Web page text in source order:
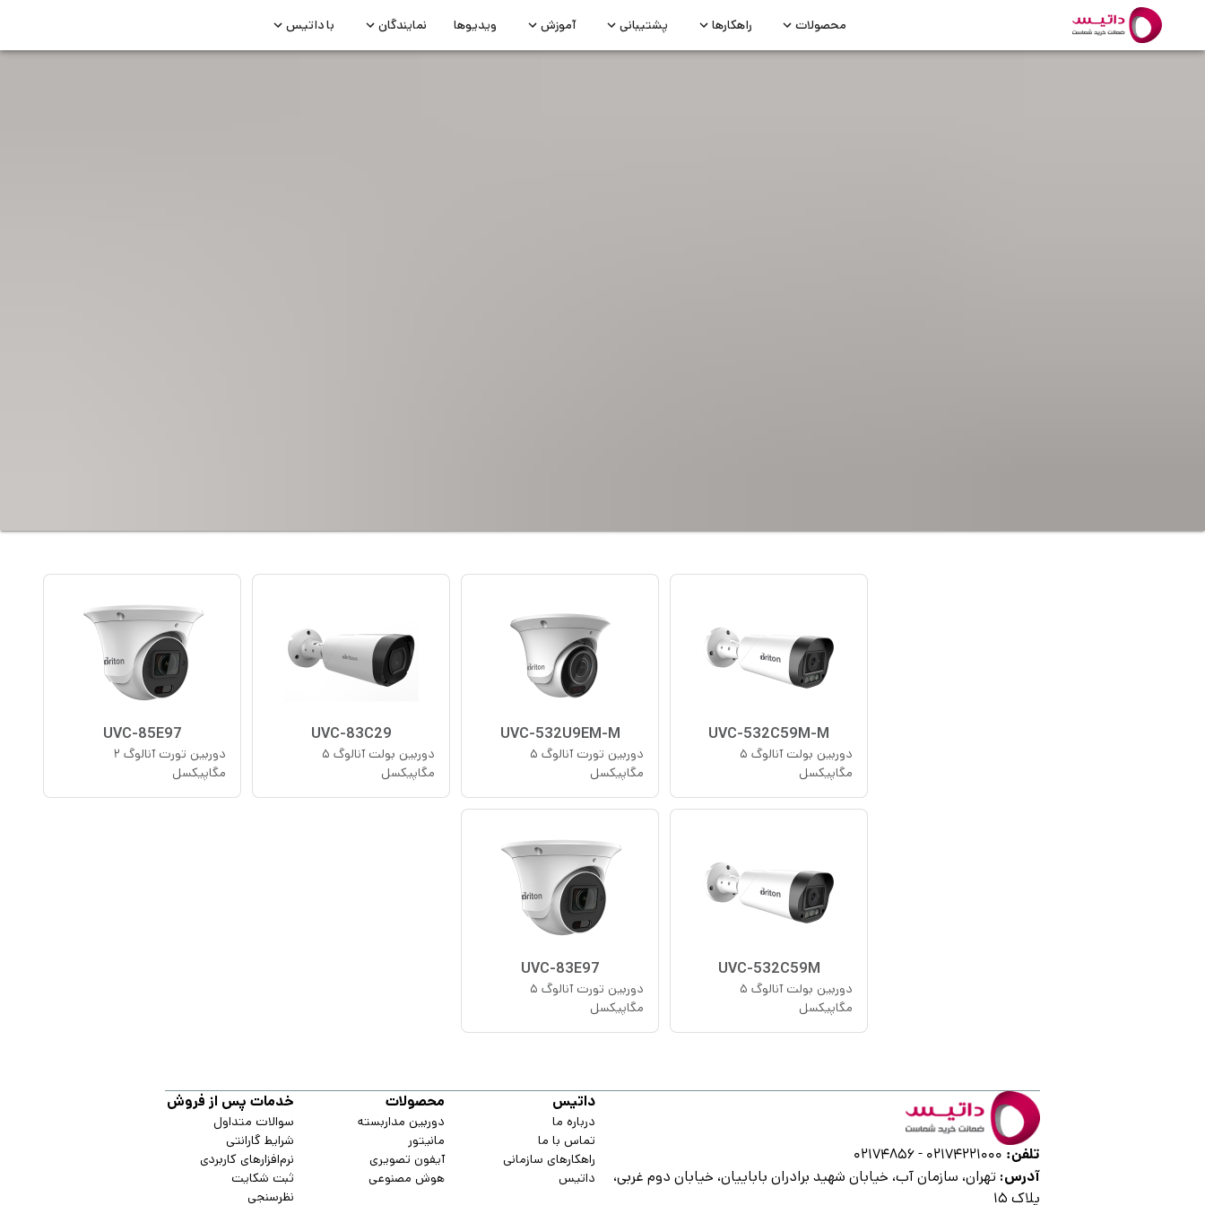
محصولات راهکارها پشتیبانی آموزش ویدیوها نمایندگان با داتیس
UVC-532C59M-M
دوربین بولت آنالوگ ۵
مگاپیکسل
UVC-532U9EM-M
دوربین تورت آنالوگ ۵
مگاپیکسل
UVC-83C29
دوربین بولت آنالوگ ۵
مگاپیکسل
UVC-85E97
دوربین تورت آنالوگ ۲
مگاپیکسل
UVC-532C59M
دوربین بولت آنالوگ ۵
مگاپیکسل
UVC-83E97
دوربین تورت آنالوگ ۵
مگاپیکسل
تلفن: 02174221000
-
02174856
آدرس: تهران، سازمان آب، خیابان شهید برادران باباییان، خیابان دوم غربی،
پلاک ۱۵
داتیس
درباره ما
تماس با ما
راهکارهای سازمانی
داتیس
محصولات
دوربین مداربسته
مانیتور
آیفون تصویری
هوش مصنوعی
خدمات پس از فروش
سوالات متداول
شرایط گارانتی
نرم‌افزارهای کاربردی
ثبت شکایت
نظرسنجی